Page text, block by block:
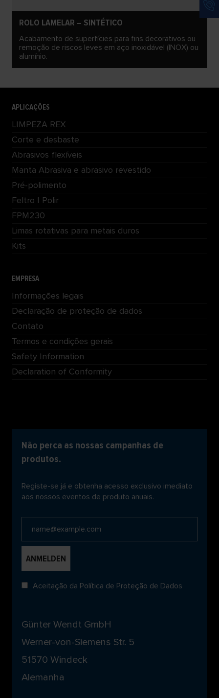
ROLO LAMELAR – SINTÉTICO
Acabamento de superfícies para fins decorativos ou
remoção de riscos leves em aço inoxidável (INOX) ou
alumínio.
APLICAÇÕES
LIMPEZA REX
Corte e desbaste
Abrasivos flexíveis
Manta Abrasiva e abrasivo revestido
Pré-polimento
Feltro | Polir
FPM230
Limas rotativas para metais duros
Kits
EMPRESA
Informações legais
Declaração de proteção de dados
Contato
Termos e condições gerais
Safety Information
Declaration of Conformity
Não perca as nossas campanhas de
produtos.
Registe-se já e obtenha acesso exclusivo imediato
aos nossos eventos de produto anuais.
Aceitação da Política de Proteção de Dados
Günter Wendt GmbH
Werner-von-Siemens Str. 5
51570 Windeck
Alemanha